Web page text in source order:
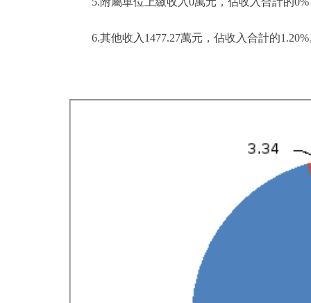
6.其他收入1477.27萬元，佔收入合計的